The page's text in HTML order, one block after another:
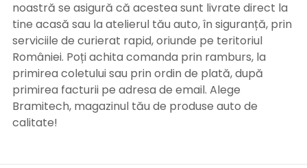
noastră se asigură că acestea sunt livrate direct la
tine acasă sau la atelierul tău auto, în siguranță, prin
serviciile de curierat rapid, oriunde pe teritoriul
României. Poți achita comanda prin ramburs, la
primirea coletului sau prin ordin de plată, după
primirea facturii pe adresa de email. Alege
Bramitech, magazinul tău de produse auto de
calitate!